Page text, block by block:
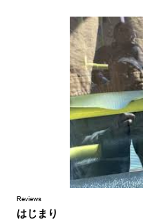
Reviews
はじまり